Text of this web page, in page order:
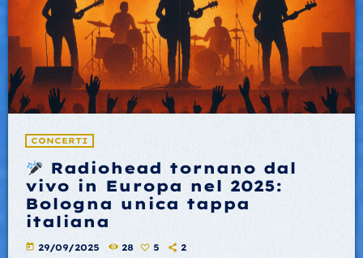
CONCERTI
Radiohead tornano dal
vivo in Europa nel 2025:
Bologna unica tappa
italiana
today 29/09/2025 28 5 2